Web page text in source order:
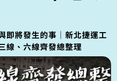
即將發生的事｜新北捷運工
線、六線齊發總整理